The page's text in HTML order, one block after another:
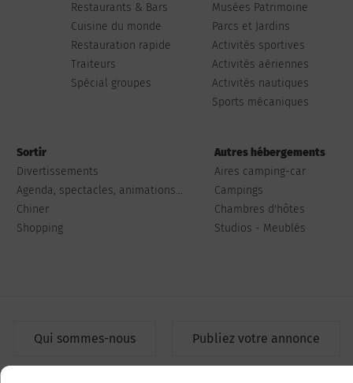
Restaurants & Bars
Cuisine du monde
Restauration rapide
Traiteurs
Spécial groupes
Musées Patrimoine
Parcs et Jardins
Activités sportives
Activités aériennes
Activités nautiques
Sports mécaniques
Sortir
Divertissements
Agenda, spectacles, animations...
Chiner
Shopping
Autres hébergements
Aires camping-car
Campings
Chambres d'hôtes
Studios - Meublés
Qui sommes-nous Publiez votre annonce